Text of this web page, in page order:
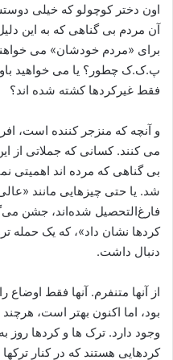
اون دختر کوچولو که خیلی
آن مردم بی گناهی که به این
برای «مردم خودشان» می
پ.ک.ک چطور؟ یا می خواهید
فقط غیرکردها کشته شده اند؟
و آنچه که منزجر کننده است،
می کنند. کسانی که جملاتی از
بی گناهی که مرده اند اهمیتی
شد. یا حتی چیزهایی مانند
فارغ‌التحصیل شده‌اند، جشن
کردها نشان داد»، که یک حمله
دنبال داشت.
از آنها متنفرم. آنها فقط
بود، اما اکنون بهتر است،
وجود دارد. ترک ها و کردها روز
کردهایی هستند که در کنار